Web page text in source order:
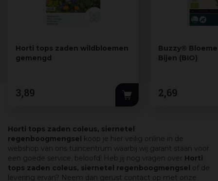
Horti tops zaden wildbloemen
gemengd
3,89
Buzzy®
Bijen (BIO)
2,69
Horti tops zaden coleus, siernetel
regenboogmengsel koop je hier veilig online in de
webshop van ons tuincentrum waarbij wij garant staan voor
een goede service, beloofd! Heb jij nog vragen over Horti
tops zaden coleus, siernetel regenboogmengsel of de
levering ervan? Neem dan gerust contact op met onze